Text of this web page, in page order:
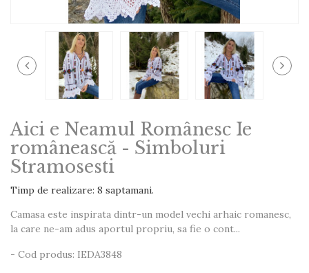
Aici e Neamul Românesc Ie
românească - Simboluri
Stramosesti
Timp de realizare: 8 saptamani.
Camasa este inspirata dintr-un model vechi arhaic romanesc,
la care ne-am adus aportul propriu, sa fie o cont...
- Cod produs: IEDA3848